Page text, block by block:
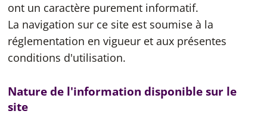
ont un caractère purement informatif.
La navigation sur ce site est soumise à la
réglementation en vigueur et aux présentes
conditions d'utilisation.
Nature de l'information disponible sur le
site